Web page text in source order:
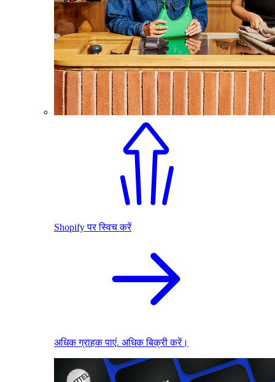
Shopify पर स्विच करें
अधिक ग्राहक पाएं. अधिक बिक्री करें।